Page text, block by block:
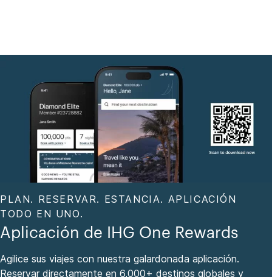
PLAN. RESERVAR. ESTANCIA. APLICACIÓN
TODO EN UNO.
Aplicación de IHG One Rewards
Agilice sus viajes con nuestra galardonada aplicación.
Reservar directamente en 6,000+ destinos globales y